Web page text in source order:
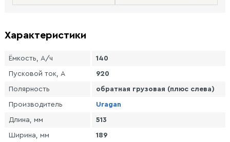
Характеристики
Ёмкость, А/ч 140
Пусковой ток, А 920
Полярность обратная грузовая (плюс слева)
Производитель Uragan
Длина, мм 513
Ширина, мм 189